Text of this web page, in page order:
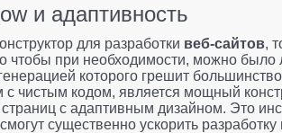
и адаптивность
для разработки веб-сайтов,
чтобы при необходимости, можно было
которого грешит
чистым кодом, является мощный
с адаптивным дизайном. Это
существенно ускорить разработку